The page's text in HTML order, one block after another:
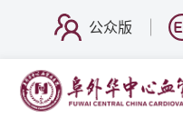
公众版